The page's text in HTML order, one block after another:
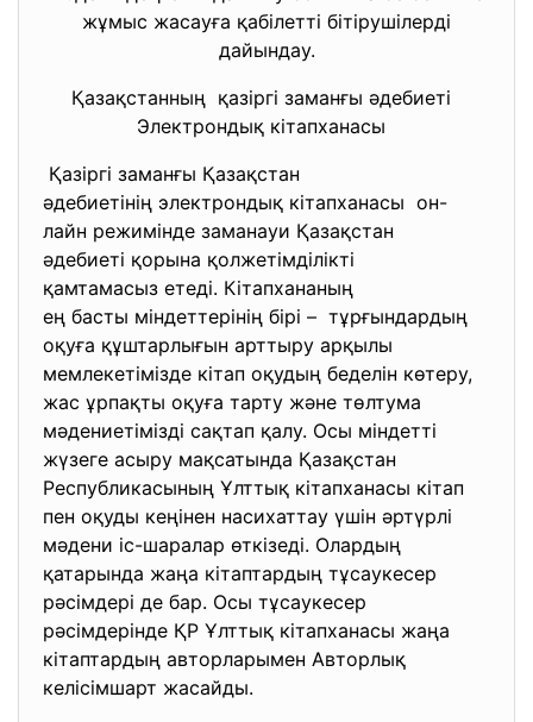
жұмыс жасауға қабілетті бітірушілерді
дайындау.
Қазақстанның қазіргі заманғы әдебиеті
Электрондық кітапханасы
Қазіргі заманғы Қазақстан
әдебиетінің электрондық кітапханасы он-
лайн режимінде заманауи Қазақстан
әдебиеті қорына қолжетімділікті
қамтамасыз етеді. Кітапхананың
ең басты міндеттерінің бірі – тұрғындардың
оқуға құштарлығын арттыру арқылы
мемлекетімізде кітап оқудың беделін көтеру,
жас ұрпақты оқуға тарту және төлтума
мәдениетімізді сақтап қалу. Осы міндетті
жүзеге асыру мақсатында Қазақстан
Республикасының Ұлттық кітапханасы кітап
пен оқуды кеңінен насихаттау үшін әртүрлі
мәдени іс-шаралар өткізеді. Олардың
қатарында жаңа кітаптардың тұсаукесер
рәсімдері де бар. Осы тұсаукесер
рәсімдерінде ҚР Ұлттық кітапханасы жаңа
кітаптардың авторларымен Авторлық
келісімшарт жасайды.